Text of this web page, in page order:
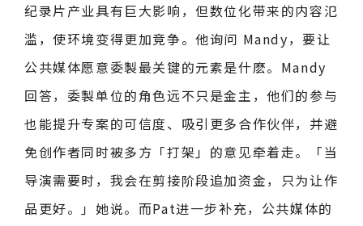
纪录片产业具有巨大影响，但数位化带来的内容氾
滥，使环境变得更加竞争。他询问 Mandy，要让
公共媒体愿意委製最关键的元素是什麽。Mandy
回答，委製单位的角色远不只是金主，他们的参与
也能提升专案的可信度、吸引更多合作伙伴，并避
免创作者同时被多方「打架」的意见牵着走。「当
导演需要时，我会在剪接阶段追加资金，只为让作
品更好。」她说。而Pat进一步补充，公共媒体的